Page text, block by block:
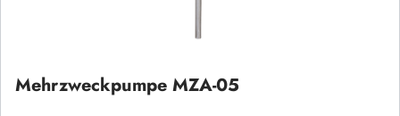
Mehrzweckpumpe MZA-05